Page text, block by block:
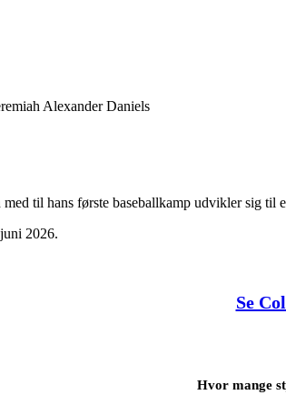
Alexander Daniels
til hans første baseballkamp udvikler sig
2026.
Se
Hvor mange